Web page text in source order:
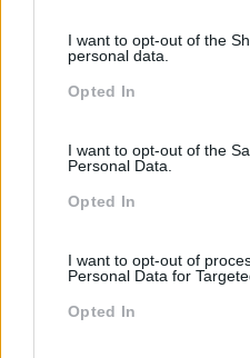
not limited to your visit or
grant or deny consent to
use your data for below
I want to opt-out of the
personal data.
Opted In
I want to opt-out of the
Personal Data.
Opted In
I want to opt-out of
Personal Data for
Opted In
Categorias Blog
Artigo De Opinião
Atendimento E Relação
Comunicação